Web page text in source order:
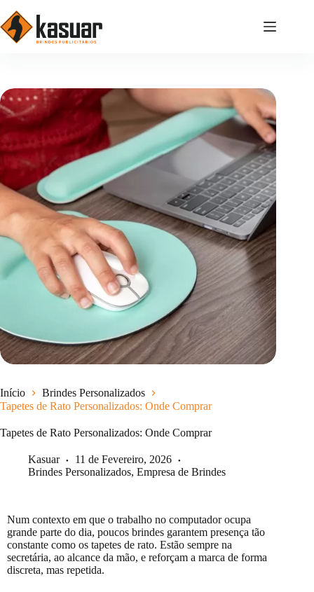
Início
Brindes Personalizados
Tapetes de Rato Personalizados: Onde Comprar
Tapetes de Rato Personalizados: Onde Comprar
Kasuar
11 de Fevereiro, 2026
Brindes Personalizados, Empresa de Brindes
Num contexto em que o trabalho no computador ocupa
grande parte do dia, poucos brindes garantem presença tão
constante como os tapetes de rato. Estão sempre na
secretária, ao alcance da mão, e reforçam a marca de forma
discreta, mas repetida.